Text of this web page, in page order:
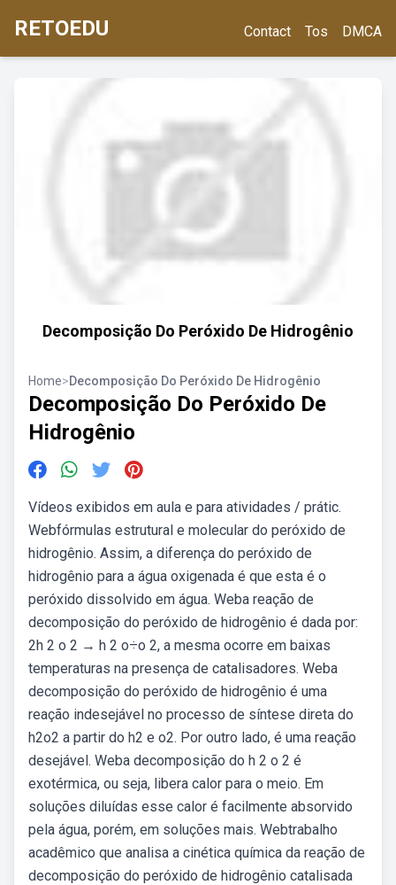
RETOEDU Contact Tos DMCA
Decomposição Do Peróxido De Hidrogênio
Home>Decomposição Do Peróxido De Hidrogênio
Decomposição Do Peróxido De
Hidrogênio
Vídeos exibidos em aula e para atividades / prátic.
Webfórmulas estrutural e molecular do peróxido de
hidrogênio. Assim, a diferença do peróxido de
hidrogênio para a água oxigenada é que esta é o
peróxido dissolvido em água. Weba reação de
decomposição do peróxido de hidrogênio é dada por:
2h 2 o 2 → h 2 o÷o 2, a mesma ocorre em baixas
temperaturas na presença de catalisadores. Weba
decomposição do peróxido de hidrogênio é uma
reação indesejável no processo de síntese direta do
h2o2 a partir do h2 e o2. Por outro lado, é uma reação
desejável. Weba decomposição do h 2 o 2 é
exotérmica, ou seja, libera calor para o meio. Em
soluções diluídas esse calor é facilmente absorvido
pela água, porém, em soluções mais. Webtrabalho
acadêmico que analisa a cinética química da reação de
decomposição do peróxido de hidrogênio catalisada